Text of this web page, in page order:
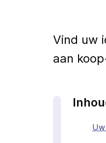
Vind uw
aan